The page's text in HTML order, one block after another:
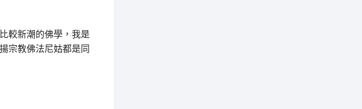
較新潮的佛學，我是
宗教佛法尼姑都是同